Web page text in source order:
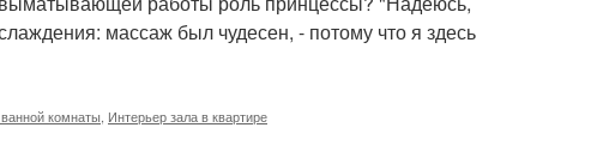
массаж был чудесен, - потому что я здесь
комнаты Интерьер зала в квартире